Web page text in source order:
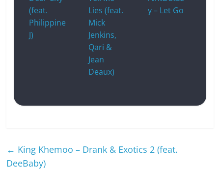
(feat.
Philippine
J)
Lies (feat.
Mick
Jenkins,
Qari &
Jean
Deaux)
y – Let Go
← King Khemoo – Drank & Exotics 2 (feat.
DeeBaby)